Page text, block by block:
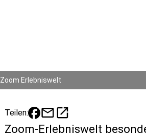
Zoom Erlebniswelt
Teilen: mailopen_in_new
Zoom-Erlebniswelt